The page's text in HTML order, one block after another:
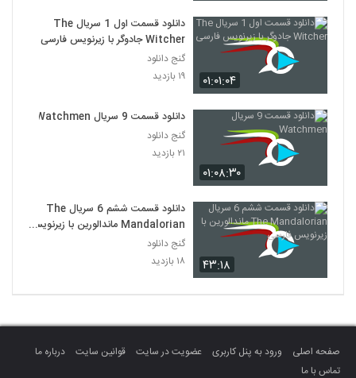
۰۱:۰۱:۰۴
دانلود قسمت اول 1 سریال The
Witcher جادوگر با زیرنویس فارسی
گنج دانلود
۱۹ بازدید
۰۱:۰۸:۳۰
دانلود قسمت 9 سریال Watchmen
گنج دانلود
۲۱ بازدید
۴۳:۱۸
دانلود قسمت ششم 6 سریال The
Mandalorian ماندالورین با زیرنویس
فارسی
گنج دانلود
۱۸ بازدید
صفحه اصلی ورود به پنل کاربری عضویت در سایت قوانین سایت
درباره ما
تماس با ما